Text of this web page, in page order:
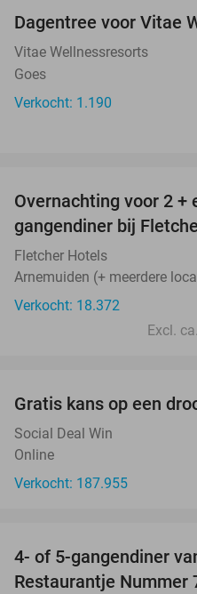
Dagentree voor Vitae
Vitae Wellnessresorts
Goes
Verkocht: 1.190
Overnachting voor 2 +
gangendiner bij
Fletcher Hotels
Arnemuiden (+ meerdere
Verkocht: 18.372
Excl.
Gratis kans op een
Social Deal Win
Online
Verkocht: 187.955
4- of 5-gangendiner
Restaurantje Nummer